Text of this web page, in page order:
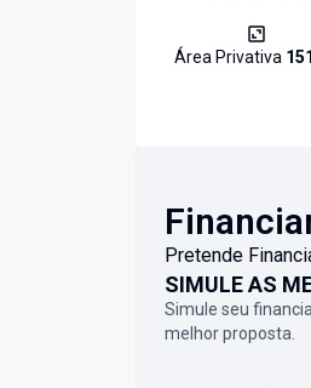
Área Privativa 151
Pretende
SIMULE AS
Simule seu
melhor proposta.